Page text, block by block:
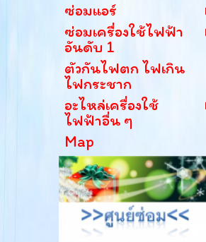
ซ่อมแอร์
ซ่อมเครื่องใช้ไฟฟ้า
อันดับ 1
ตัวกันไฟตก ไฟเกิน
ไฟกระชาก
อะไหล่เครื่องใช้
ไฟฟ้าอื่น ๆ
Map